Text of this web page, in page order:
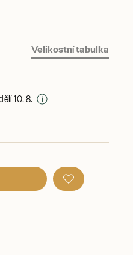
Velikostní tabulka
10. 8.